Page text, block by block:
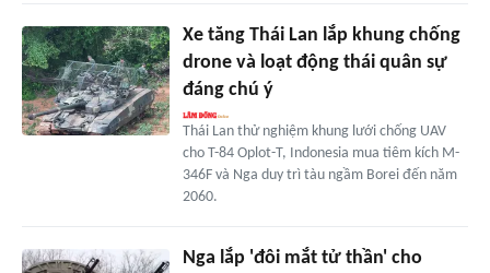
Xe tăng Thái Lan lắp khung chống
drone và loạt động thái quân sự
đáng chú ý
Thái Lan thử nghiệm khung lưới chống UAV
cho T-84 Oplot-T, Indonesia mua tiêm kích M-
346F và Nga duy trì tàu ngầm Borei đến năm
2060.
Nga lắp 'đôi mắt tử thần' cho